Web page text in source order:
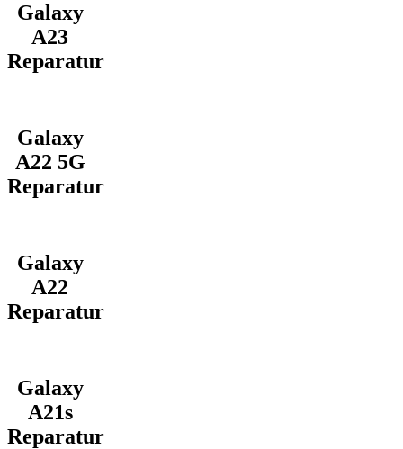
Galaxy
A23
Reparatur
Galaxy
A22 5G
Reparatur
Galaxy
A22
Reparatur
Galaxy
A21s
Reparatur